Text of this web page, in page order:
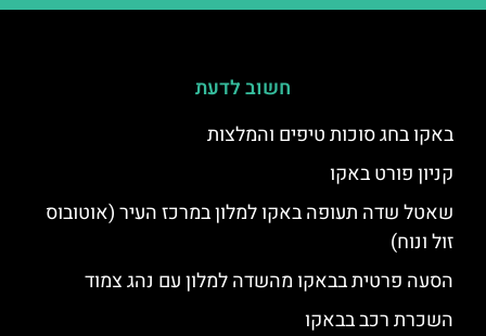
חשוב לדעת
באקו בחג סוכות טיפים והמלצות
קניון פורט באקו
שאטל שדה תעופה באקו למלון במרכז העיר (אוטובוס
זול ונוח)
הסעה פרטית בבאקו מהשדה למלון עם נהג צמוד
השכרת רכב בבאקו